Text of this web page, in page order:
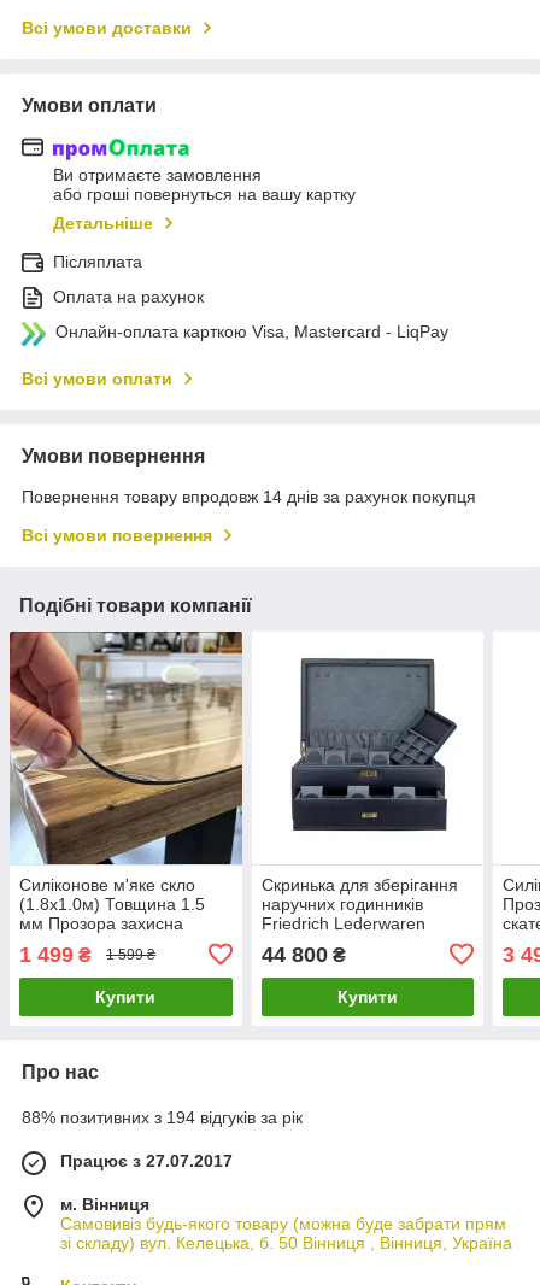
Всі умови доставки
Умови оплати
Ви отримаєте замовлення
або гроші повернуться на вашу картку
Детальніше
Післяплата
Оплата на рахунок
Онлайн-оплата карткою Visa, Mastercard - LiqPay
Всі умови оплати
Умови повернення
Повернення товару впродовж 14 днів за рахунок покупця
Всі умови повернення
Подібні товари компанії
Силіконове м'яке скло
(1.8х1.0м) Товщина 1.5
мм Прозора захисна
меблів Soft Glass
1 499 ₴ 1 599 ₴
Купити
Скринька для зберігання
наручних годинників
Friedrich Lederwaren
(37х27.5х16.5 см) Темно-
синій
44 800₴
Купити
3
Про нас
88% позитивних з 194 відгуків за рік
Працює з 27.07.2017
м. Вінниця
Самовивіз будь-якого товару (можна буде забрати прям
зі складу) вул. Келецька, б. 50 Вінниця , Вінниця, Україна